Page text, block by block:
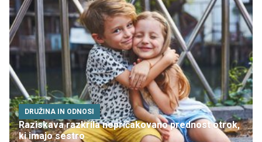
DRUŽINA IN ODNOSI
Raziskava razkrila nepričakovano prednost otrok,
ki imajo sestro